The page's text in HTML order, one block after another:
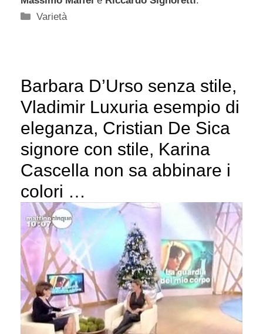
Categorie
Varietà
Barbara D’Urso senza stile,
Vladimir Luxuria esempio di
eleganza, Cristian De Sica
signore con stile, Karina
Cascella non sa abbinare i
colori …